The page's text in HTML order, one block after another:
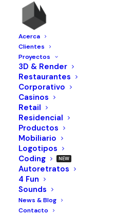
Acerca
Clientes
Proyectos
3D & Render
Restaurantes
Corporativo
Casinos
Retail
Residencial
Productos
Mobiliario
Logotipos
Coding
Autoretratos
4 Fun
Sounds
News & Blog
Contacto